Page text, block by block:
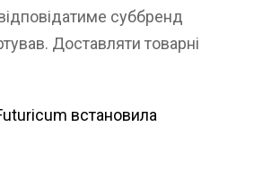
суббренд
Доставляти товарні
встановила